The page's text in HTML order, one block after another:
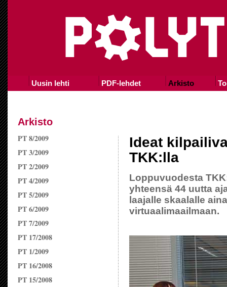
Uusin lehti PDF-lehdet Arkisto
Arkisto
PT 8/2009
PT 3/2009
PT 2/2009
PT 4/2009
PT 5/2009
PT 6/2009
PT 7/2009
PT 17/2008
PT 1/2009
PT 16/2008
PT 15/2008
Ideat
TKK:lla
Loppuvuodesta
yhteensä 44 uutta
laajalle skaalalle
virtuaalimaailmaan.